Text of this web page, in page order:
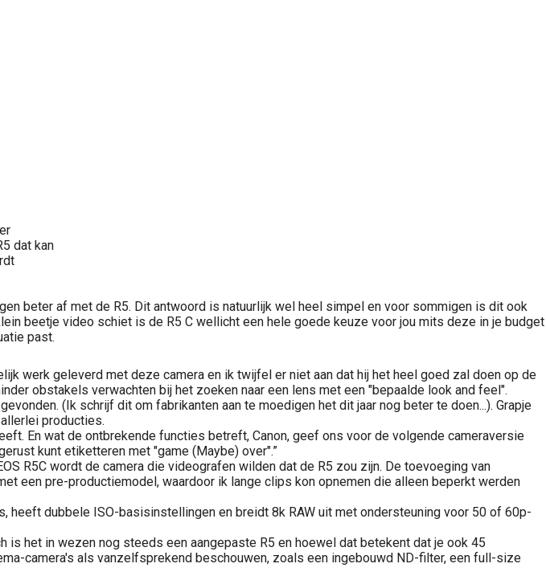
dat kan
beter af met de R5. Dit antwoord is natuurlijk wel heel simpel en voor sommigen is dit ook
beetje video schiet is de R5 C wellicht een hele goede keuze voor jou mits deze in je budget
past.
werk geleverd met deze camera en ik twijfel er niet aan dat hij het heel goed zal doen op de
obstakels verwachten bij het zoeken naar een lens met een "bepaalde look and feel".
(Ik schrijf dit om fabrikanten aan te moedigen het dit jaar nog beter te doen...). Grapje
producties.
En wat de ontbrekende functies betreft, Canon, geef ons voor de volgende cameraversie
kunt etiketteren met "game (Maybe) over".”
R5C wordt de camera die videografen wilden dat de R5 zou zijn. De toevoeging van
een pre-productiemodel, waardoor ik lange clips kon opnemen die alleen beperkt werden
dubbele ISO-basisinstellingen en breidt 8k RAW uit met ondersteuning voor 50 of 60p-
het in wezen nog steeds een aangepaste R5 en hoewel dat betekent dat je ook 45
camera's als vanzelfsprekend beschouwen, zoals een ingebouwd ND-filter, een full-size